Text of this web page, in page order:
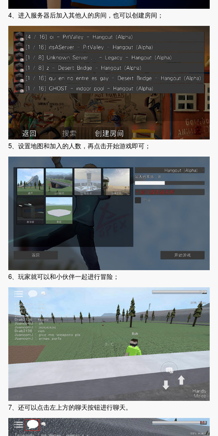
4、进入服务器后加入其他人的房间，也可以创建房间；
5、设置地图和加入的人数，再点击开始游戏即可；
6、玩家就可以和小伙伴一起进行冒险；
7、还可以点击左上方的聊天按钮进行聊天。